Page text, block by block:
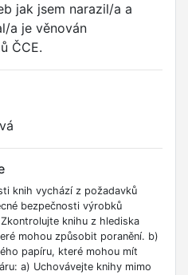
jak jsem narazil/a a
a je věnován
ČCE.
knih vychází z požadavků
bezpečnosti výrobků
knihu z hlediska
mohou způsobit poranění. b)
papíru, které mohou mít
a) Uchovávejte knihy mimo